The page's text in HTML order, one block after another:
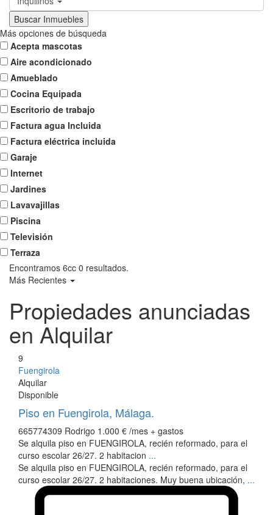
Más opciones de búsqueda
Acepta mascotas
Aire acondicionado
Amueblado
Cocina Equipada
Escritorio de trabajo
Factura agua Incluida
Factura eléctrica incluida
Garaje
Internet
Jardines
Lavavajillas
Piscina
Televisión
Terraza
Encontramos 6cc 0 resultados.
Más Recientes
Propiedades anunciadas
en Alquilar
9
Fuengirola
Alquilar
Disponible
Piso en Fuengirola, Málaga.
665774309 Rodrigo 1.000 € /mes + gastos
Se alquila piso en FUENGIROLA, recién reformado, para el
curso escolar 26/27. 2 habitacion ...
Se alquila piso en FUENGIROLA, recién reformado, para el
curso escolar 26/27. 2 habitaciones. Muy buena ubicación, ...